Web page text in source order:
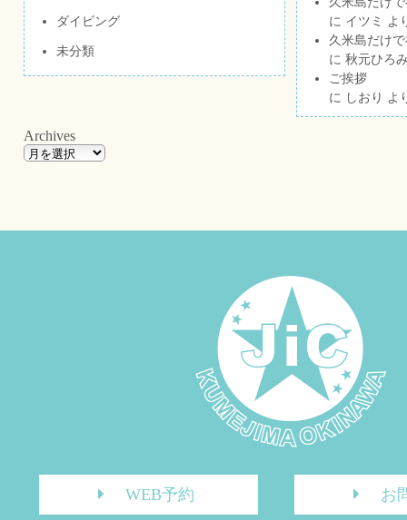
ダイビング
未分類
に イツミ
よ
久米島だけ
に 秋元ひろ
ご挨拶
に しおり よ
Archives
WEB予約 お